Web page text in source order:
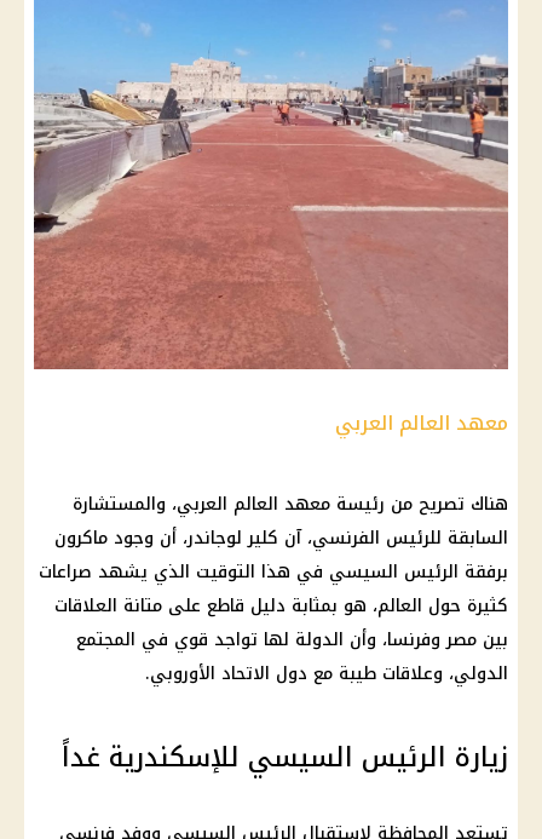
معهد العالم العربي
هناك تصريح من رئيسة معهد العالم العربي، والمستشارة
السابقة للرئيس الفرنسي، آن كلير لوجاندر، أن وجود ماكرون
برفقة الرئيس السيسي في هذا التوقيت الذي يشهد صراعات
كثيرة حول العالم، هو بمثابة دليل قاطع على متانة العلاقات
بين مصر وفرنسا، وأن الدولة لها تواجد قوي في المجتمع
الدولي، وعلاقات طيبة مع دول الاتحاد الأوروبي.
زيارة الرئيس السيسي للإسكندرية غداً